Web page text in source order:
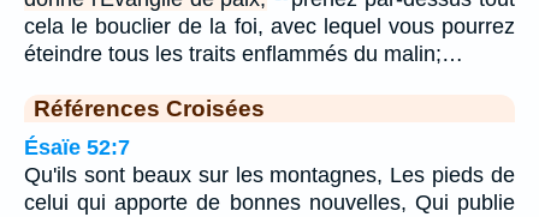
cela le bouclier de la foi, avec lequel vous pourrez
éteindre tous les traits enflammés du malin;…
Références Croisées
Ésaïe 52:7
Qu'ils sont beaux sur les montagnes, Les pieds de
celui qui apporte de bonnes nouvelles, Qui publie